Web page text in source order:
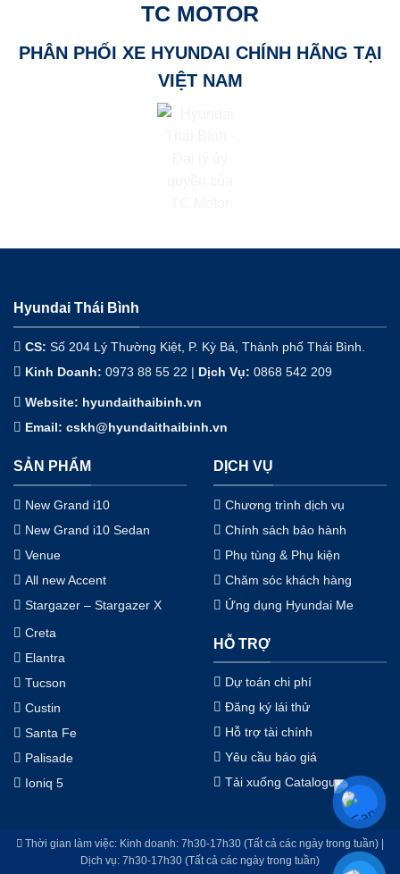
TC MOTOR
PHÂN PHỐI XE HYUNDAI CHÍNH HÃNG TẠI
VIỆT NAM
Hyundai Thái Bình
CS: Số 204 Lý Thường Kiệt, P. Kỳ Bá, Thành phố Thái Bình.
Kinh Doanh: 0973 88 55 22 | Dịch Vụ: 0868 542 209
Website: hyundaithaibinh.vn
Email: cskh@hyundaithaibinh.vn
SẢN PHẨM
New Grand i10
New Grand i10 Sedan
Venue
All new Accent
Stargazer – Stargazer X
Creta
Elantra
Tucson
Custin
Santa Fe
Palisade
Ioniq 5
DỊCH VỤ
Chương trình dịch vụ
Chính sách bảo hành
Phụ tùng & Phụ kiện
Chăm sóc khách hàng
Ứng dụng Hyundai Me
HỖ TRỢ
Dự toán chi phí
Đăng ký lái thử
Hỗ trợ tài chính
Yêu cầu báo giá
Tải xuống Catalogue
Thời gian làm việc: Kinh doanh: 7h30-17h30 (Tất cả các ngày trong tuần) |
Dịch vụ: 7h30-17h30 (Tất cả các ngày trong tuần)